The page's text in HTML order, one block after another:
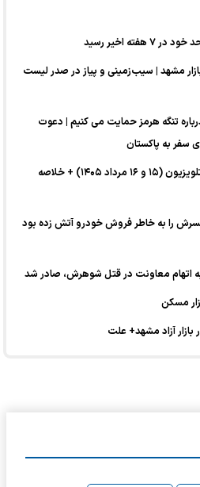
اخیر رسید
مشهد | سیب‌زمینی و پیاز در صدر لیست
تنگه هرمز حمایت می کنیم | دعوت
سفر به پاکستان
فیلم‌های سینمایی آخر هفته تلویزیون (۱۵ و ۱۶ مرداد ۱۴۰۵) + خلاصه
را به خاطر فروش خودرو آتش زده بود
اتهام معاونت در قتل شوهرش، صادر شد
مسکن